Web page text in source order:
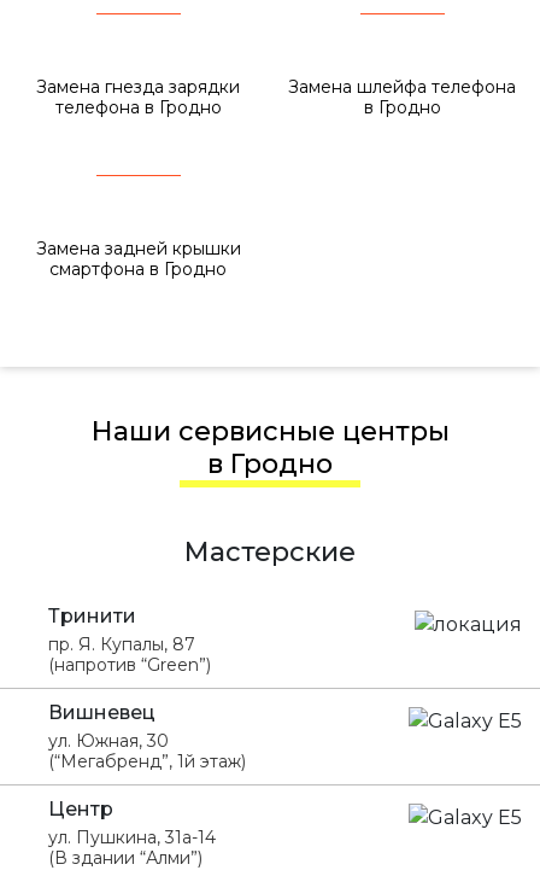
Замена гнезда зарядки
телефона в Гродно
Замена шлейфа телефона
в Гродно
Замена задней крышки
смартфона в Гродно
Наши сервисные центры
в Гродно
Мастерские
Тринити
пр. Я. Купалы, 87
(напротив “Green”)
Вишневец
ул. Южная, 30
(“Мегабренд”, 1й этаж)
Центр
ул. Пушкина, 31а-14
(В здании “Алми”)